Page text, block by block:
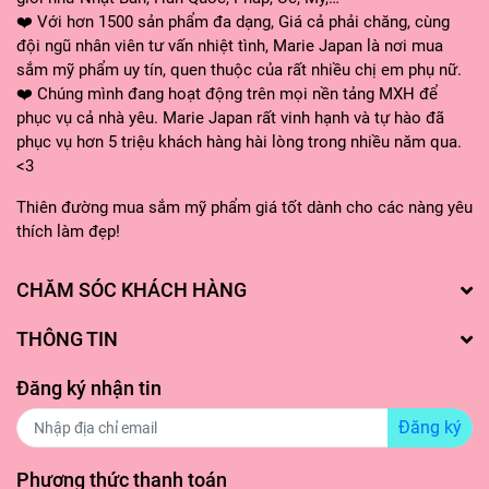
chết Organic Shop.
1. Organic Shop Organic Ginger &
Sakura Face Scrub
Tinh chất gừng giúp tẩy sạch các tế bào chết
tích tụ trên da đồng thời loại bỏ hết độc tố, trả
lại cho làn da vẻ mịn màng, hồng hào, khỏe
mạnh. Chiết xuất hoa anh đào (sakura) làm
sau khi tẩy tế bào chết. Hương hoa anh đào
có trong sản phẩm khiến tinh thần thêm thư
2. Organic Shop Organic Coffee &
❤️ Với hơn 1500 sản phẩm đa dạng, Giá cả phải chăng, cùng
đội ngũ nhân viên tư vấn nhiệt tình, Marie Japan là nơi mua
sắm mỹ phẩm uy tín, quen thuộc của rất nhiều chị em phụ nữ.
❤️ Chúng mình đang hoạt động trên mọi nền tảng MXH để
phục vụ cả nhà yêu. Marie Japan rất vinh hạnh và tự hào đã
phục vụ hơn 5 triệu khách hàng hài lòng trong nhiều năm qua.
<3
Thiên đường mua sắm mỹ phẩm giá tốt dành cho các nàng yêu
thích làm đẹp!
CHĂM SÓC KHÁCH HÀNG
THÔNG TIN
Đăng ký nhận tin
Đăng ký
Phương thức thanh toán